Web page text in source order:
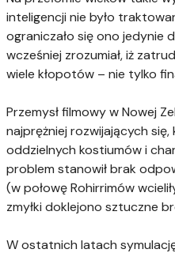
inteligencji nie było
ograniczało się ono jedynie
wcześniej zrozumiał, iż
wiele kłopotów – nie tylko
Przemysł filmowy w Nowej
najprężniej rozwijających
oddzielnych kostiumów i
problem stanowił brak
(w połowę Rohirrimów
zmyłki doklejono sztuczne
W ostatnich latach